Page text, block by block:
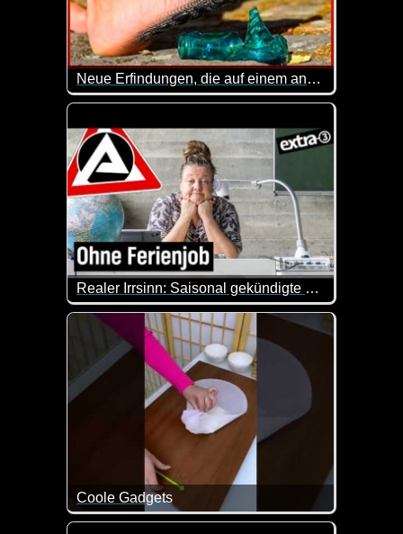
Neue Erfindungen, die auf einem anderen Level sind - Teil 5
Gleich die erste Erfindung mit der im Auto
Realer Irrsinn: Saisonal gekündigte Lehrer*innen - extra 3
Wir haben zu wenig Lehrerinnen und Lehrer.
Coole Gadgets
Es macht immer wieder Spaß zu sehen, was man